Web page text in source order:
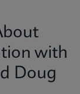
with
Doug